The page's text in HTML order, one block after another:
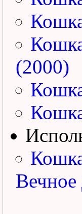
(2000)